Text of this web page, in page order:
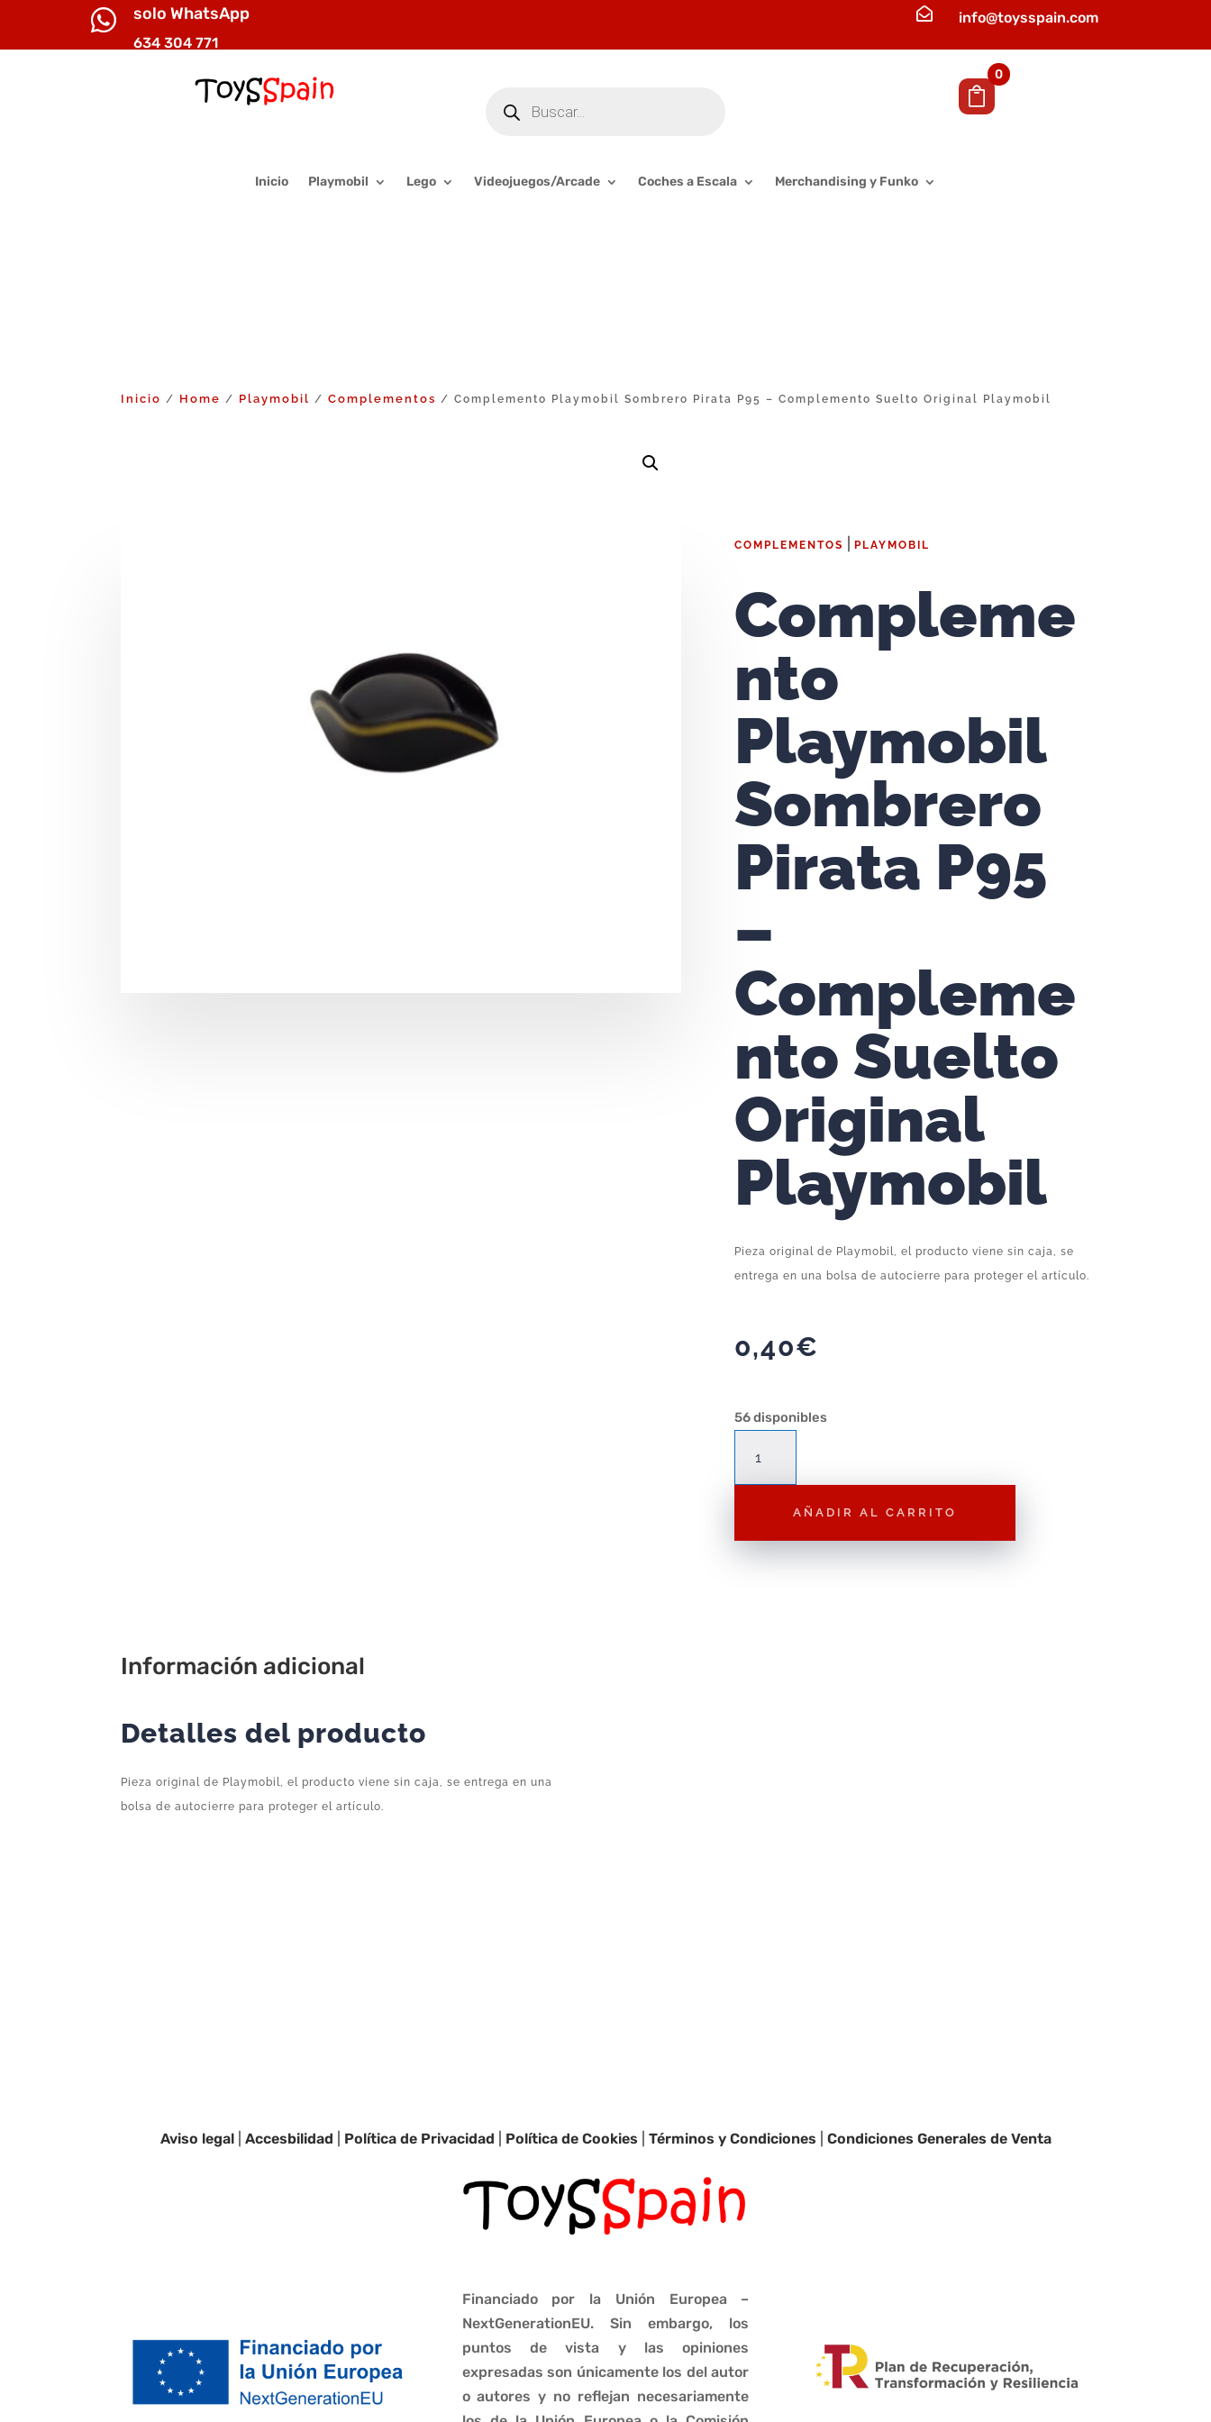
 solo WhatsApp
634 304 771
 info@toysspain.com
productos
0
Inicio Playmobil Lego Videojuegos/Arcade Coches a Escala Merchandising y Funko
Inicio / Home / Playmobil /Complementos / Complemento Playmobil Sombrero Pirata P95 – Complemento Suelto Original Playmobil
COMPLEMENTOS PLAYMOBIL
Compleme
nto
Playmobil
Sombrero
Pirata P95
–
Compleme
nto Suelto
Original
Playmobil
Pieza original de Playmobil, el producto viene sin caja, se
entrega en una bolsa de autocierre para proteger el artículo.
0,40€
56 disponibles
Playmobil
P95
AÑADIR AL CARRITO
Información adicional
Detalles del producto
Pieza original de Playmobil, el producto viene sin caja, se entrega en una
bolsa de autocierre para proteger el artículo.
Aviso legal| Accesbilidad Política de Privacidad Política de Cookies Términos y Condiciones Condiciones Generales de Venta
Financiado por la Unión Europea –
NextGenerationEU. Sin embargo, los
puntos de vista y las opiniones
expresadas son únicamente los del autor
o autores y no reflejan necesariamente